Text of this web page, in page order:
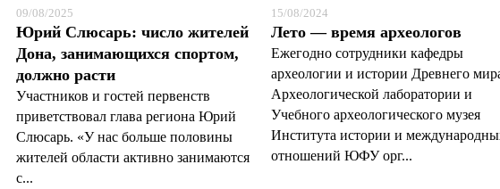
09/08/2025
Юрий Слюсарь: число жителей
Дона, занимающихся спортом,
должно расти
Участников и гостей первенств
приветствовал глава региона Юрий
Слюсарь. «У нас больше половины
жителей области активно занимаются
с...
15/08/2024
Лето — время археологов
Ежегодно сотрудники кафедры
археологии и истории Древнего
Археологической лаборатории и
Учебного археологического музея
Института истории и
отношений ЮФУ орг...